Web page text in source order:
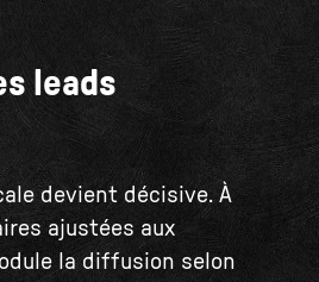
leads
devient décisive. À
ajustées aux
la diffusion selon